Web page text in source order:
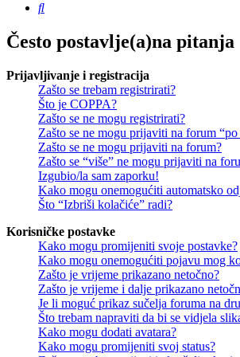
Pretražnik
Često postavlje(a)na pitanja
Prijavljivanje i registracija
Zašto se trebam registrirati?
Što je COPPA?
Zašto se ne mogu registrirati?
Zašto se ne mogu prijaviti na forum
Zašto se ne mogu prijaviti na forum?
Zašto se “više” ne mogu prijaviti na
Izgubio/la sam zaporku!
Kako mogu onemogućiti automatsko
Što “Izbriši kolačiće” radi?
Korisničke postavke
Kako mogu promijeniti svoje postavke?
Kako mogu onemogućiti pojavu mog
Zašto je vrijeme prikazano netočno?
Zašto je vrijeme i dalje prikazano
Je li moguć prikaz sučelja foruma na
Što trebam napraviti da bi se vidjela
Kako mogu dodati avatara?
Kako mogu promijeniti svoj status?